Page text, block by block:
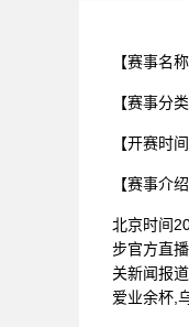
【赛事名称
【赛事分类
【开赛时间
【赛事介绍
北京时间
步官方直
关新闻报
爱业余杯,